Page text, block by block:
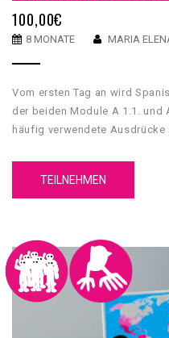
100,00€
8 MONATE MARIA
Vom ersten Tag an wird
der beiden Module A 1.1. und
häufig verwendete
TEILNEHMEN